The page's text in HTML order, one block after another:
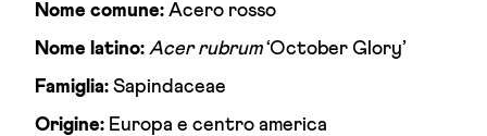
Nome comune: Acero rosso
Nome latino: Acer rubrum‘October Glory’
Famiglia: Sapindaceae
Origine: Europa e centro america